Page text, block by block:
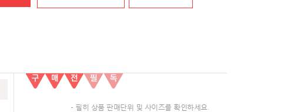
- 필히 상품 판매단위 및 사이즈를 확인하세요.